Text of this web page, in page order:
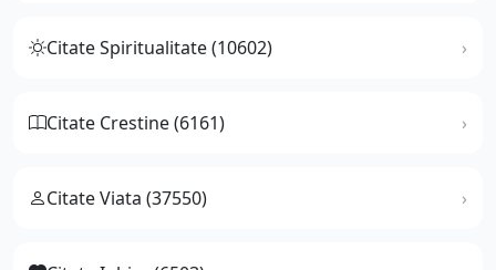
Citate Spiritualitate (10602)
Citate Crestine (6161)
Citate Viata (37550)